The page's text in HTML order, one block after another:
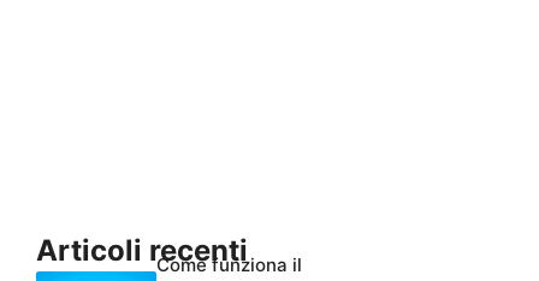
Articoli recenti
Come funziona il